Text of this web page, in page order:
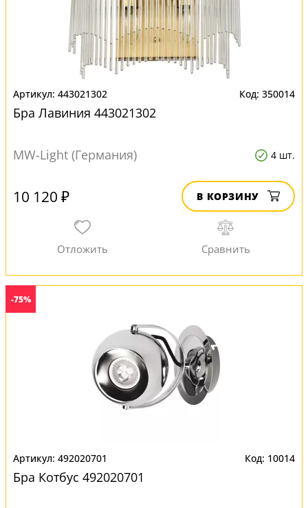
443021302 350014
Бра Лавиния 443021302
MW-Light (Германия) 4 шт.
10 120 ₽ В КОРЗИНУ
-75%
492020701 10014
Бра Котбус 492020701